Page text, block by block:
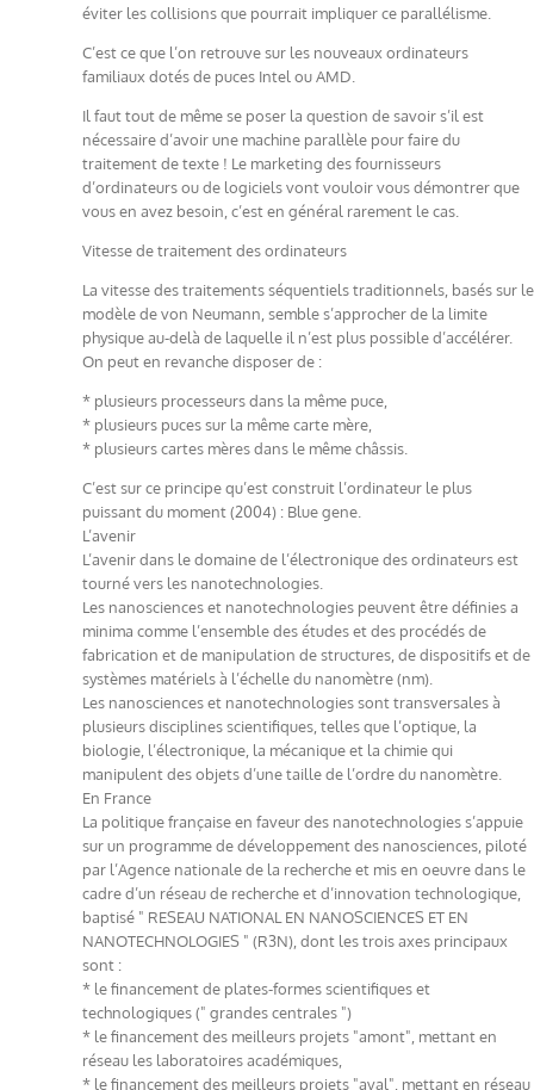
éviter les collisions que pourrait impliquer ce parallélisme.
C’est ce que l’on retrouve sur les nouveaux ordinateurs
familiaux dotés de puces Intel ou AMD.
Il faut tout de même se poser la question de savoir s’il est
nécessaire d’avoir une machine parallèle pour faire du
traitement de texte ! Le marketing des fournisseurs
d’ordinateurs ou de logiciels vont vouloir vous démontrer que
vous en avez besoin, c’est en général rarement le cas.
Vitesse de traitement des ordinateurs
La vitesse des traitements séquentiels traditionnels, basés sur le
modèle de von Neumann, semble s’approcher de la limite
physique au-delà de laquelle il n’est plus possible d’accélérer.
On peut en revanche disposer de :
* plusieurs processeurs dans la même puce,
* plusieurs puces sur la même carte mère,
* plusieurs cartes mères dans le même châssis.
C’est sur ce principe qu’est construit l’ordinateur le plus
puissant du moment (2004) : Blue gene.
L’avenir
L’avenir dans le domaine de l’électronique des ordinateurs est
tourné vers les nanotechnologies.
Les nanosciences et nanotechnologies peuvent être définies a
minima comme l’ensemble des études et des procédés de
fabrication et de manipulation de structures, de dispositifs et de
systèmes matériels à l’échelle du nanomètre (nm).
Les nanosciences et nanotechnologies sont transversales à
plusieurs disciplines scientifiques, telles que l’optique, la
biologie, l’électronique, la mécanique et la chimie qui
manipulent des objets d’une taille de l’ordre du nanomètre.
En France
La politique française en faveur des nanotechnologies s’appuie
sur un programme de développement des nanosciences, piloté
par l’Agence nationale de la recherche et mis en oeuvre dans le
cadre d’un réseau de recherche et d’innovation technologique,
baptisé " RESEAU NATIONAL EN NANOSCIENCES ET EN
NANOTECHNOLOGIES " (R3N), dont les trois axes principaux
sont :
* le financement de plates-formes scientifiques et
technologiques (" grandes centrales ")
* le financement des meilleurs projets "amont", mettant en
réseau les laboratoires académiques,
* le financement des meilleurs projets "aval", mettant en réseau